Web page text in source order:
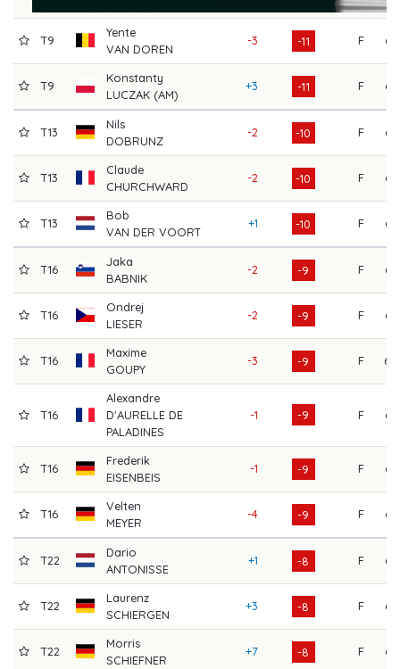
T9
Yente
VAN DOREN
-3 -11 F 66
T9
Konstanty
LUCZAK (AM)
+3 -11 F 64
T13
Nils
DOBRUNZ
-2 -10 F 67
T13
Claude
CHURCHWARD
-2 -10 F 66
T13
Bob
VAN DER VOORT
+1 -10 F 62
T16
Jaka
BABNIK
-2 -9 F 67
T16
Ondrej
LIESER
-2 -9 F 66
T16
Maxime
GOUPY
-3 -9 F 69
T16
Alexandre
D'AURELLE DE
PALADINES
-1 -9 F 67
T16
Frederik
EISENBEIS
-1 -9 F 64
T16
Velten
MEYER
-4 -9 F 65
T22
Dario
ANTONISSE
+1 -8 F 66
T22
Laurenz
SCHIERGEN
+3 -8 F 65
T22
Morris
SCHIEFNER
+7 -8 F 63